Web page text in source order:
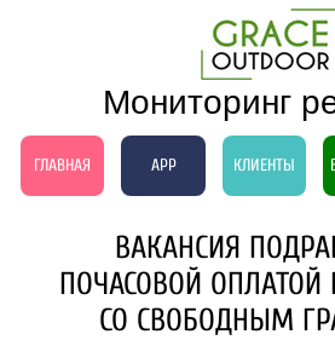
Мониторинг
ГЛАВНАЯ APP КЛИЕНТЫ
ВАКАНСИЯ
ПОЧАСОВОЙ ОПЛАТОЙ
СО СВОБОДНЫМ